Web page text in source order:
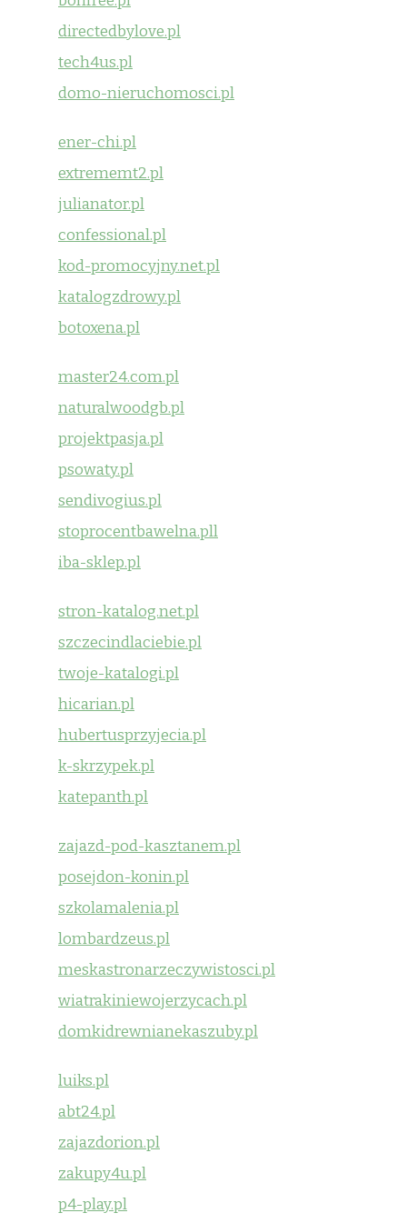
directedbylove.pl
tech4us.pl
domo-nieruchomosci.pl
ener-chi.pl
extrememt2.pl
julianator.pl
confessional.pl
kod-promocyjny.net.pl
katalogzdrowy.pl
botoxena.pl
master24.com.pl
naturalwoodgb.pl
projektpasja.pl
psowaty.pl
sendivogius.pl
stoprocentbawelna.pll
iba-sklep.pl
stron-katalog.net.pl
szczecindlaciebie.pl
twoje-katalogi.pl
hicarian.pl
hubertusprzyjecia.pl
k-skrzypek.pl
katepanth.pl
zajazd-pod-kasztanem.pl
posejdon-konin.pl
szkolamalenia.pl
lombardzeus.pl
meskastronarzeczywistosci.pl
wiatrakiniewojerzycach.pl
domkidrewnianekaszuby.pl
luiks.pl
abt24.pl
zajazdorion.pl
zakupy4u.pl
p4-play.pl